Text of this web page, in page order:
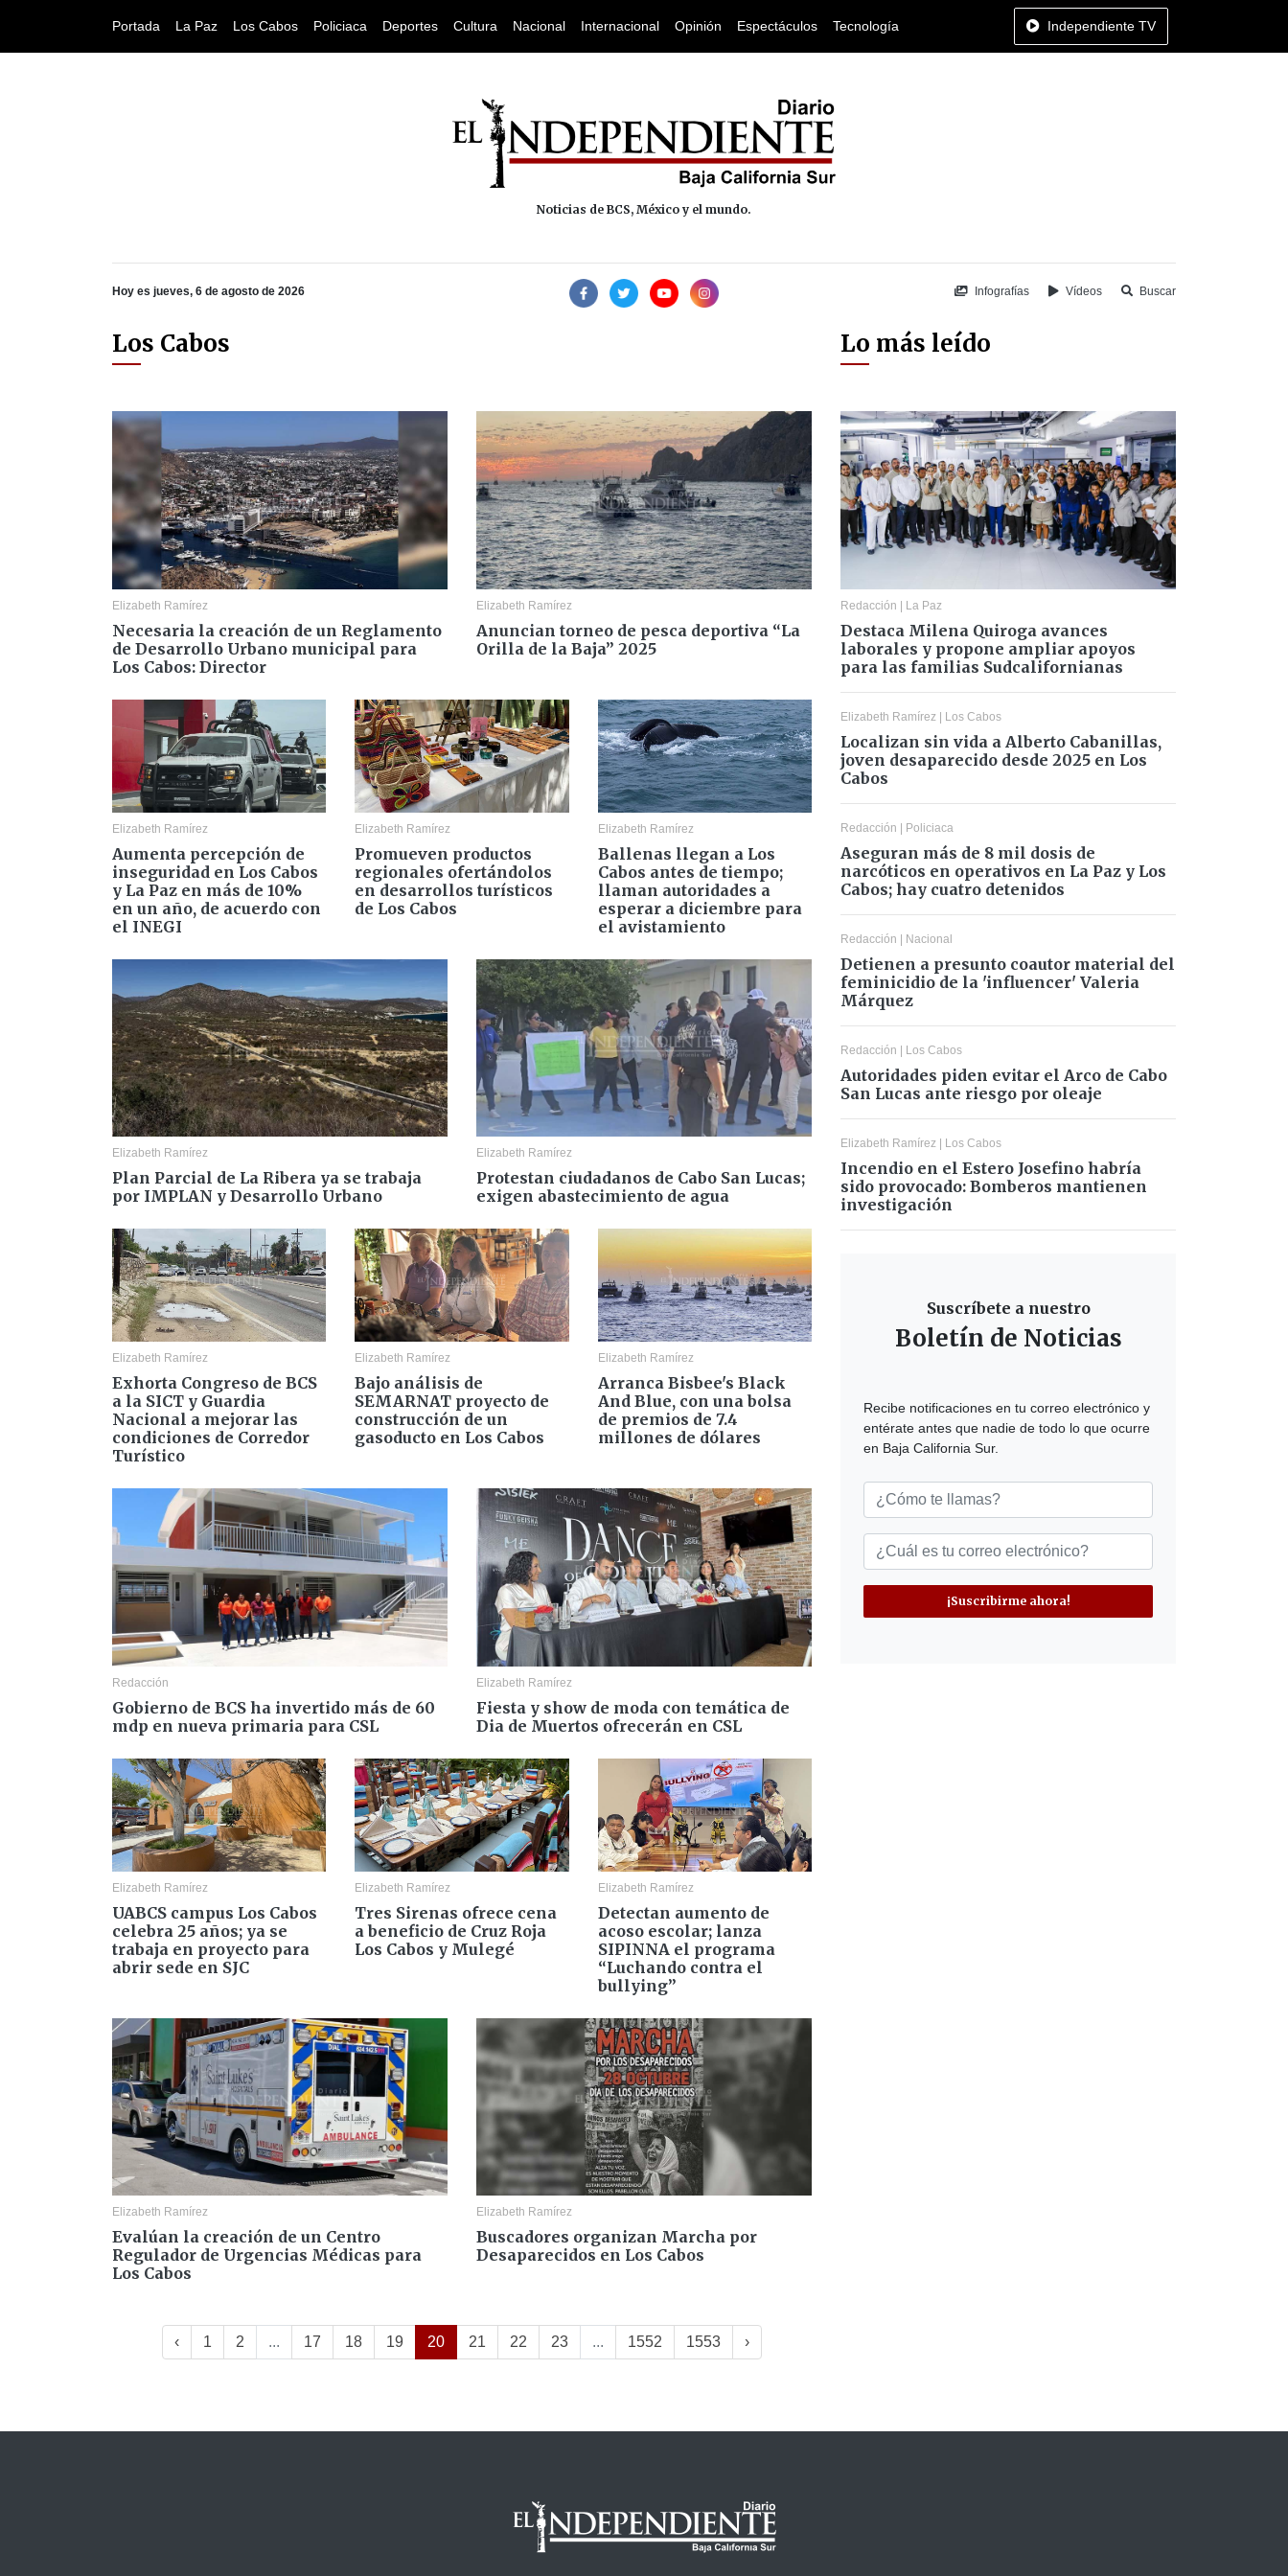
Portada La Paz Los Cabos Policiaca Deportes Cultura Nacional Internacional Opinión Espectáculos Tecnología Independiente TV
Noticias de BCS, México y el mundo.
Hoy es jueves, 6 de agosto de 2026 Infografías Vídeos Buscar
Los Cabos
Elizabeth Ramírez
Necesaria la creación de un Reglamento
de Desarrollo Urbano municipal para
Los Cabos: Director
Elizabeth Ramírez
Anuncian torneo de pesca deportiva “La
Orilla de la Baja” 2025
Elizabeth Ramírez
Aumenta percepción de
inseguridad en Los Cabos
y La Paz en más de 10%
en un año, de acuerdo con
el INEGI
Elizabeth Ramírez
Promueven productos
regionales ofertándolos
en desarrollos turísticos
de Los Cabos
Elizabeth Ramírez
Ballenas llegan a Los
Cabos antes de tiempo;
llaman autoridades a
esperar a diciembre para
el avistamiento
Elizabeth Ramírez
Plan Parcial de La Ribera ya se trabaja
por IMPLAN y Desarrollo Urbano
Elizabeth Ramírez
Protestan ciudadanos de Cabo San Lucas;
exigen abastecimiento de agua
Elizabeth Ramírez
Exhorta Congreso de BCS
a la SICT y Guardia
Nacional a mejorar las
condiciones de Corredor
Turístico
Elizabeth Ramírez
Bajo análisis de
SEMARNAT proyecto de
construcción de un
gasoducto en Los Cabos
Elizabeth Ramírez
Arranca Bisbee's Black
And Blue, con una bolsa
de premios de 7.4
millones de dólares
Redacción
Gobierno de BCS ha invertido más de 60
mdp en nueva primaria para CSL
Elizabeth Ramírez
Fiesta y show de moda con temática de
Dia de Muertos ofrecerán en CSL
Elizabeth Ramírez
UABCS campus Los Cabos
celebra 25 años; ya se
trabaja en proyecto para
abrir sede en SJC
Elizabeth Ramírez
Tres Sirenas ofrece cena
a beneficio de Cruz Roja
Los Cabos y Mulegé
Elizabeth Ramírez
Detectan aumento de
acoso escolar; lanza
SIPINNA el programa
“Luchando contra el
bullying”
Elizabeth Ramírez
Evalúan la creación de un Centro
Regulador de Urgencias Médicas para
Los Cabos
Elizabeth Ramírez
Buscadores organizan Marcha por
Desaparecidos en Los Cabos
‹ 1 2 ... 17 18 19 20 21 22 23 ... 1552 1553 ›
Lo más leído
Redacción | La Paz
Destaca Milena Quiroga avances
laborales y propone ampliar apoyos
para las familias Sudcalifornianas
Elizabeth Ramírez | Los Cabos
Localizan sin vida a Alberto Cabanillas,
joven desaparecido desde 2025 en Los
Cabos
Redacción | Policiaca
Aseguran más de 8 mil dosis de
narcóticos en operativos en La Paz y Los
Cabos; hay cuatro detenidos
Redacción | Nacional
Detienen a presunto coautor material del
feminicidio de la 'influencer' Valeria
Márquez
Redacción | Los Cabos
Autoridades piden evitar el Arco de Cabo
San Lucas ante riesgo por oleaje
Elizabeth Ramírez | Los Cabos
Incendio en el Estero Josefino habría
sido provocado: Bomberos mantienen
investigación
Suscríbete a nuestro
Boletín de Noticias
Recibe notificaciones en tu correo electrónico y
entérate antes que nadie de todo lo que ocurre
en Baja California Sur.
¡Suscribirme ahora!